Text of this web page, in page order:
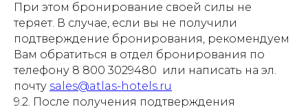
При этом бронирование своей силы не
теряет. В случае, если вы не получили
подтверждение бронирования, рекомендуем
Вам обратиться в отдел бронирования по
телефону 8 800 3029480 или написать на эл.
почту sales@atlas-hotels.ru
9.2. После получения подтверждения